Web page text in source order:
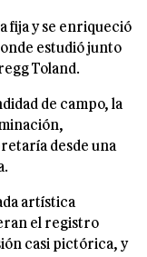
fija y se enriqueció
estudió junto
Toland.
de campo, la
desde una
artística
el registro
casi pictórica, y